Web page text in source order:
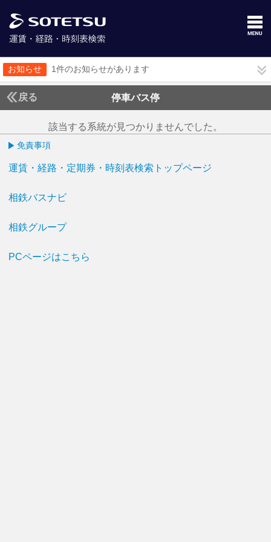
お知らせ 1件のお知らせがあります
戻る 停車バス停
該当する系統が見つかりませんでした。
免責事項
運賃・経路・定期券・時刻表検索トップページ
相鉄バスナビ
相鉄グループ
PCページはこちら